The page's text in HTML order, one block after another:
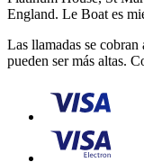
England. Le Boat es
Las llamadas se
pueden ser más altas.